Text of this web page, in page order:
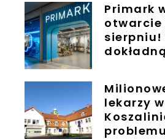
Primark
otwarcie
sierpniu!
lekarzy